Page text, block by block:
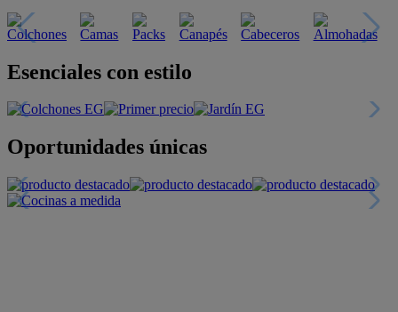
Esenciales con estilo
Oportunidades únicas